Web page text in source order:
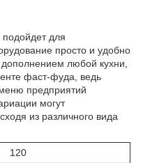
для
просто и удобно
любой кухни,
фаст-фуда, ведь
предприятий
могут
из различного вида